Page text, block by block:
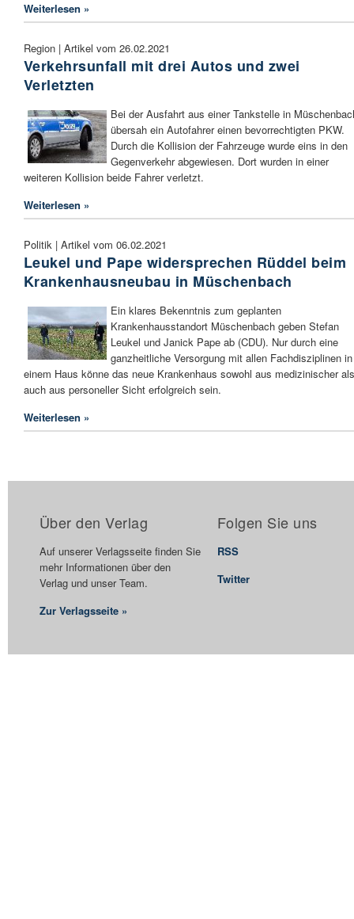
Weiterlesen »
Region | Artikel vom 26.02.2021
Verkehrsunfall mit drei Autos und zwei
Verletzten
Bei der Ausfahrt aus einer Tankstelle in
übersah ein Autofahrer einen bevorrechtigten PKW.
Durch die Kollision der Fahrzeuge wurde eins in den
Gegenverkehr abgewiesen. Dort wurden in einer
weiteren Kollision beide Fahrer verletzt.
Weiterlesen »
Politik | Artikel vom 06.02.2021
Leukel und Pape widersprechen Rüddel beim
Krankenhausneubau in Müschenbach
Ein klares Bekenntnis zum geplanten
Krankenhausstandort Müschenbach geben Stefan
Leukel und Janick Pape ab (CDU). Nur durch eine
ganzheitliche Versorgung mit allen Fachdisziplinen in
einem Haus könne das neue Krankenhaus sowohl aus medizinischer als
auch aus personeller Sicht erfolgreich sein.
Weiterlesen »
Über den Verlag
Auf unserer Verlagsseite finden Sie
mehr Informationen über den
Verlag und unser Team.
Zur Verlagsseite »
Folgen Sie uns
RSS
Twitter